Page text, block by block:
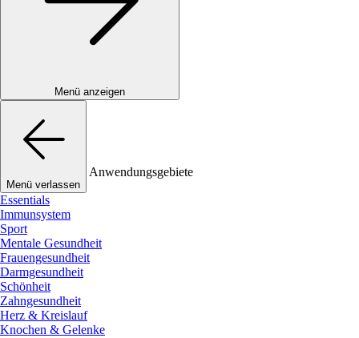
Menü anzeigen
Menü verlassen
Anwendungsgebiete
Essentials
Immunsystem
Sport
Mentale Gesundheit
Frauengesundheit
Darmgesundheit
Schönheit
Zahngesundheit
Herz & Kreislauf
Knochen & Gelenke